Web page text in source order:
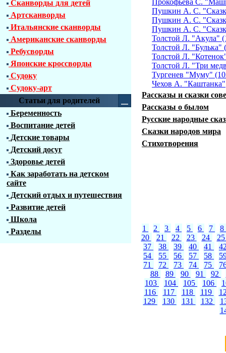
Сканворды для детей
Артсканворды
Итальянские сканворды
Американские сканворды
Ребусворды
Японские кроссворды
Судоку
Судоку-арт
Статьи для родителей
Беременность
Воспитание детей
Детские товары
Детский досуг
Здоровье детей
Как заработать на детском
сайте
Детский отдых и путешествия
Развитие детей
Школа
Разделы
Прокофьева С.
Пушкин А. С.
Пушкин А. С.
Пушкин А. С.
Толстой Л. "Акула"
Толстой Л. "Булька"
Толстой Л.
Толстой Л. "Три
Тургенев "Муму"
Чехов А. "Каштанка"
Рассказы и сказки
Рассказы о былом
Русские народные
Сказки народов мира
Стихотворения
1 2 3 4 5 6 7
8
20
21 22 23 24
37
38 39 40 41
54
55 56 57 58
71
72 73 74 75
88
89 90 91 92
103
104 105 106
116
117 118 119
129
130 131 132